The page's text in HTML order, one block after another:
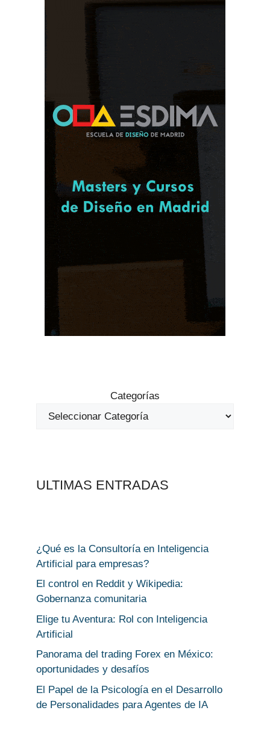
Categorías
ULTIMAS ENTRADAS
¿Qué es la Consultoría en Inteligencia
Artificial para empresas?
El control en Reddit y Wikipedia:
Gobernanza comunitaria
Elige tu Aventura: Rol con Inteligencia
Artificial
Panorama del trading Forex en México:
oportunidades y desafíos
El Papel de la Psicología en el Desarrollo
de Personalidades para Agentes de IA